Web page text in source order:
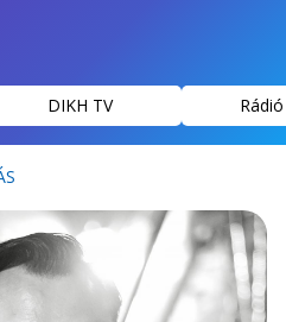
DIKH TV